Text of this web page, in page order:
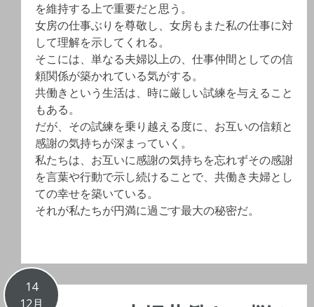
を維持する上で重要だと思う。
女房の仕事ぶりを尊敬し、女房もまた私の仕事に対
して理解を示してくれる。
そこには、単なる夫婦以上の、仕事仲間としての信
頼関係が築かれている気がする。
共働きという生活は、時に厳しい試練を与えること
もある。
だが、その試練を乗り越える度に、お互いの信頼と
感謝の気持ちが深まっていく。
私たちは、お互いに感謝の気持ちを忘れずその感謝
を言葉や行動で示し続けることで、共働き夫婦とし
ての幸せを築いている。
それが私たちが円満に過ごす最大の秘密だ。
14
12月